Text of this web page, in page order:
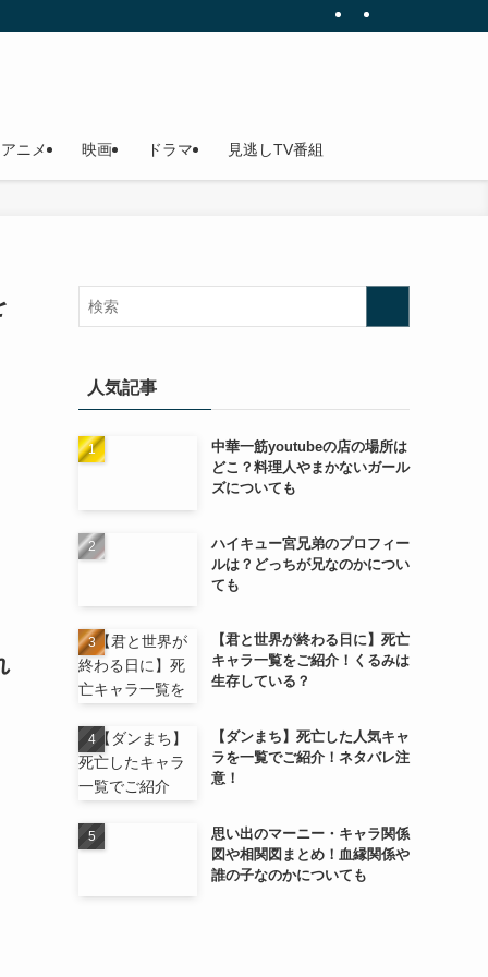
アニメ 映画 ドラマ 見逃しTV番組
人気記事
中華一筋youtubeの店の場所は
どこ？料理人やまかないガール
ズについても
ハイキュー宮兄弟のプロフィー
ルは？どっちが兄なのかについ
ても
【君と世界が終わる日に】死亡
キャラ一覧をご紹介！くるみは
生存している？
【ダンまち】死亡した人気キャ
ラを一覧でご紹介！ネタバレ注
意！
思い出のマーニー・キャラ関係
図や相関図まとめ！血縁関係や
誰の子なのかについても